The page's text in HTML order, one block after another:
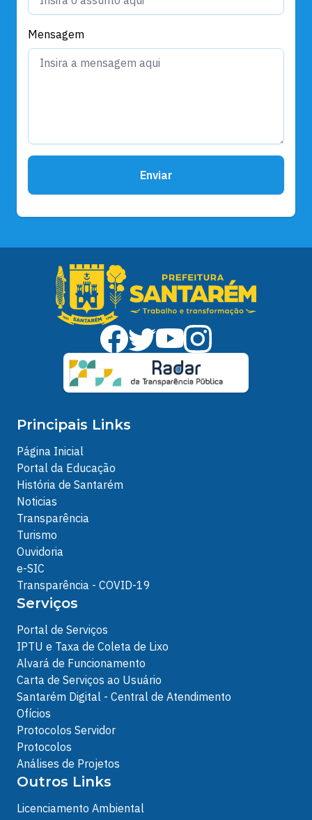
Mensagem
Enviar
Principais Links
Página Inicial
Portal da Educação
História de Santarém
Noticias
Transparência
Turismo
Ouvidoria
e-SIC
Transparência - COVID-19
Serviços
Portal de Serviços
IPTU e Taxa de Coleta de Lixo
Alvará de Funcionamento
Carta de Serviços ao Usuário
Santarém Digital - Central de Atendimento
Ofícios
Protocolos Servidor
Protocolos
Análises de Projetos
Outros Links
Licenciamento Ambiental